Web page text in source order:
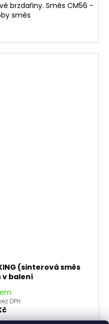
brzdařiny. Směs CM56 -
směs
(sinterová směs
v balení
DPH